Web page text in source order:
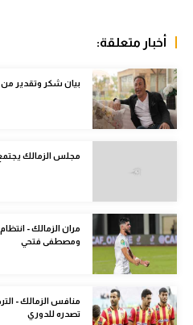
كرة طائرة
الوطن العربي
آسيا
أمريكا
ركن الألعاب
أخبار متعلقة:
بيان شكر وتقدير من
مجلس الزمالك يجتمع
مران الزمالك -
ومصطفى فتحي
منافس الزمالك -
تصدره للدوري